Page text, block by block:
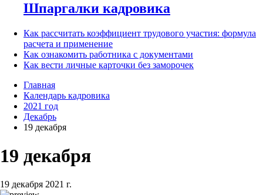
Шпаргалки кадровика
Как рассчитать коэффициент трудового участия: формула
расчета и применение
Как ознакомить работника с документами
Как вести личные карточки без заморочек
Главная
Календарь кадровика
2021 год
Декабрь
19 декабря
19 декабря
19 декабря 2021 г.